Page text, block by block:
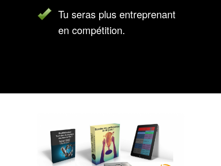
Tu seras plus entreprenant
en compétition.